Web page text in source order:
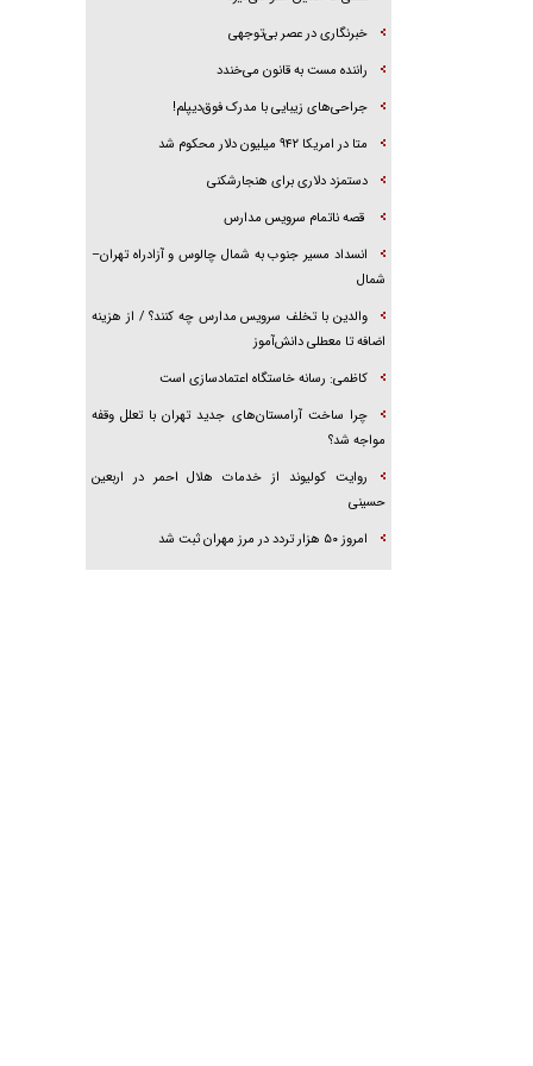
‌خبرنگاری در عصر بی‌توجهی
راننده مست به قانون می‌خندد
جراحی‌های زیبایی با مدرک فوق‌دیپلم!
متا در امریکا ۹۴۲ میلیون دلار محکوم شد
دستمزد دلاری برای هنجارشکنی
قصه ناتمام سرویس مدارس
انسداد مسیر جنوب به شمال چالوس و آزادراه تهران–
شمال
والدین با تخلف سرویس مدارس چه کنند؟ / از هزینه
اضافه تا معطلی دانش‌آموز
کاظمی: رسانه خاستگاه اعتمادسازی است
چرا ساخت آرامستان‌های جدید تهران با تعلل وقفه
مواجه شد؟
روایت کولیوند از خدمات هلال احمر در اربعین
حسینی
امروز ۵۰ هزار تردد در مرز مهران ثبت شد